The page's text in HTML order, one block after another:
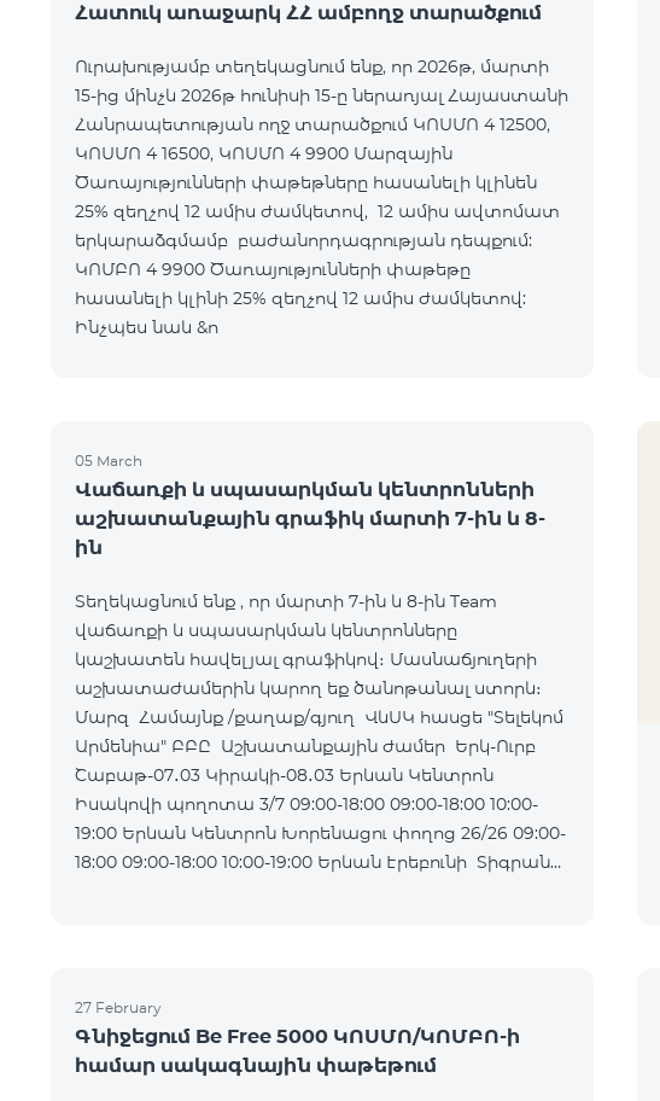
Հատուկ առաջարկ ՀՀ ամբողջ տարածքում
Ուրախությամբ տեղեկացնում ենք, որ 2026թ, մարտի
15-ից մինչև 2026թ հունիսի 15-ը ներառյալ Հայաստանի
Հանրապետության ողջ տարածքում ԿՈՍՄՈ 4 12500,
ԿՈՍՄՈ 4 16500, ԿՈՍՄՈ 4 9900 Մարզային
Ծառայությունների փաթեթները հասանելի կլինեն
25% զեղչով 12 ամիս ժամկետով, 12 ամիս ավտոմատ
երկարաձգմամբ բաժանորդագրության դեպքում:
ԿՈՄԲՈ 4 9900 Ծառայությունների փաթեթը
հասանելի կլինի 25% զեղչով 12 ամիս ժամկետով:
Ինչպես նաև &n
05 March
Վաճառքի և սպասարկման կենտրոնների
աշխատանքային գրաֆիկ մարտի 7-ին և 8-
ին
Տեղեկացնում ենք , որ մարտի 7-ին և 8-ին Team
վաճառքի և սպասարկման կենտրոնները
կաշխատեն հավելյալ գրաֆիկով։ Մասնաճյուղերի
աշխատաժամերին կարող եք ծանոթանալ ստորև։
Մարզ Համայնք /քաղաք/գյուղ ՎևՍԿ հասցե "Տելեկոմ
Արմենիա" ԲԲԸ Աշխատանքային ժամեր Երկ-Ուրբ
Շաբաթ-07․03 Կիրակի-08․03 Երևան Կենտրոն
Իսակովի պողոտա 3/7 09:00-18:00 09:00-18:00 10:00-
19:00 Երևան Կենտրոն Խորենացու փողոց 26/26 09:00-
18:00 09:00-18:00 10:00-19:00 Երևան Էրեբունի Տիգրան
27 February
Գնիջեցում Be Free 5000 ԿՈՍՄՈ/ԿՈՄԲՈ-ի
համար սակագնային փաթեթում